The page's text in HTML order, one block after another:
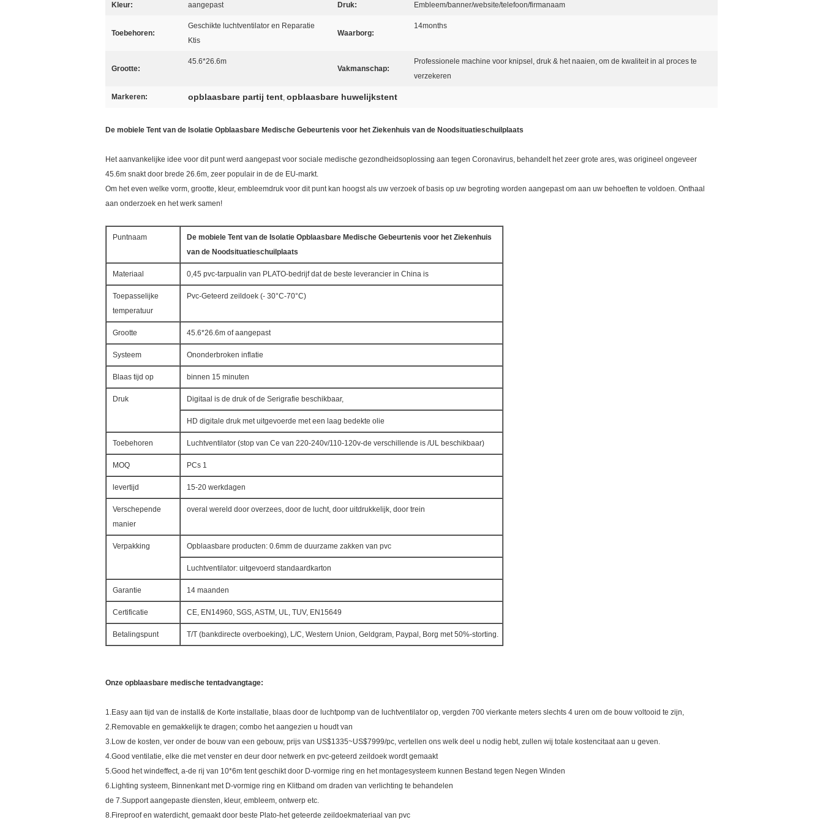
Kleur: aangepast Druk: Embleem/banner/website/telefoon/firmanaam
Toebehoren:
Geschikte luchtventilator en Reparatie
Ktis
Waarborg:
14months
Grootte:
45.6*26.6m
Vakmanschap:
Professionele machine voor knipsel, druk & het naaien, om de kwaliteit in al proces te
verzekeren
Markeren: opblaasbare partij tent, opblaasbare huwelijkstent
De mobiele Tent van de Isolatie Opblaasbare Medische Gebeurtenis voor het Ziekenhuis van de Noodsituatieschuilplaats
Het aanvankelijke idee voor dit punt werd aangepast voor sociale medische gezondheidsoplossing aan tegen Coronavirus, behandelt het zeer grote ares, was origineel ongeveer
45.6m snakt door brede 26.6m, zeer populair in de de EU-markt.
Om het even welke vorm, grootte, kleur, embleemdruk voor dit punt kan hoogst als uw verzoek of basis op uw begroting worden aangepast om aan uw behoeften te voldoen. Onthaal
aan onderzoek en het werk samen!
Puntnaam
De mobiele Tent van de Isolatie Opblaasbare Medische Gebeurtenis voor het Ziekenhuis
van de Noodsituatieschuilplaats
Materiaal 0,45 pvc-tarpualin van PLATO-bedrijf dat de beste leverancier in China is
Toepasselijke
temperatuur
Pvc-Geteerd zeildoek (- 30°C-70°C)
Grootte 45.6*26.6m of aangepast
Systeem Ononderbroken inflatie
Blaas tijd op binnen 15 minuten
Druk Digitaal is de druk of de Serigrafie beschikbaar,
HD digitale druk met uitgevoerde met een laag bedekte olie
Toebehoren Luchtventilator (stop van Ce van 220-240v/110-120v-de verschillende is /UL beschikbaar)
MOQ PCs 1
levertijd 15-20 werkdagen
Verschepende
manier
overal wereld door overzees, door de lucht, door uitdrukkelijk, door trein
Verpakking Opblaasbare producten: 0.6mm de duurzame zakken van pvc
Luchtventilator: uitgevoerd standaardkarton
Garantie 14 maanden
Certificatie CE, EN14960, SGS, ASTM, UL, TUV, EN15649
Betalingspunt T/T (bankdirecte overboeking), L/C, Western Union, Geldgram, Paypal, Borg met 50%-storting.
Onze opblaasbare medische tentadvangtage:
1.Easy aan tijd van de install& de Korte installatie, blaas door de luchtpomp van de luchtventilator op, vergden 700 vierkante meters slechts 4 uren om de bouw voltooid te zijn,
2.Removable en gemakkelijk te dragen; combo het aangezien u houdt van
3.Low de kosten, ver onder de bouw van een gebouw, prijs van US$1335~US$7999/pc, vertellen ons welk deel u nodig hebt, zullen wij totale kostencitaat aan u geven.
4.Good ventilatie, elke die met venster en deur door netwerk en pvc-geteerd zeildoek wordt gemaakt
5.Good het windeffect, a-de rij van 10*6m tent geschikt door D-vormige ring en het montagesysteem kunnen Bestand tegen Negen Winden
6.Lighting systeem, Binnenkant met D-vormige ring en Klitband om draden van verlichting te behandelen
de 7.Support aangepaste diensten, kleur, embleem, ontwerp etc.
8.Fireproof en waterdicht, gemaakt door beste Plato-het geteerde zeildoekmateriaal van pvc